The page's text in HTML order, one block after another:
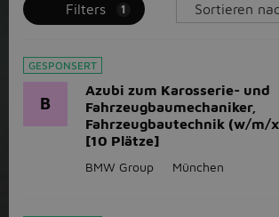
Filters 1
GESPONSERT
B
Azubi zum Karosserie- und
Fahrzeugbaumechaniker,
Fahrzeugbautechnik (w/m/
[10 Plätze]
BMW Group München